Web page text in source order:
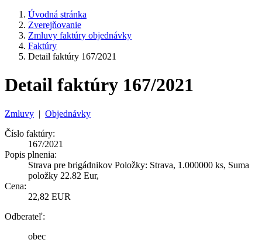
Úvodná stránka
Zverejňovanie
Zmluvy faktúry objednávky
Faktúry
Detail faktúry 167/2021
Detail faktúry 167/2021
Zmluvy | Objednávky
Číslo faktúry:
167/2021
Popis plnenia:
Strava pre brigádnikov Položky: Strava, 1.000000 ks, Suma
položky 22.82 Eur,
Cena:
22,82 EUR
Odberateľ:
obec